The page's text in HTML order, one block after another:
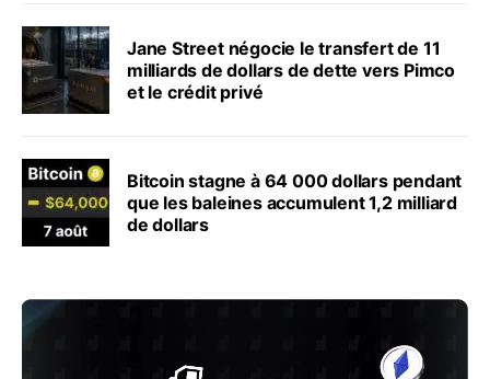
Jane Street négocie le transfert de 11
milliards de dollars de dette vers Pimco
et le crédit privé
Bitcoin stagne à 64 000 dollars pendant
que les baleines accumulent 1,2 milliard
de dollars